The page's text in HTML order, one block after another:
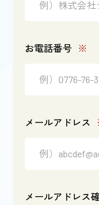
お電話番号 ※
メールアドレス
メールアドレス